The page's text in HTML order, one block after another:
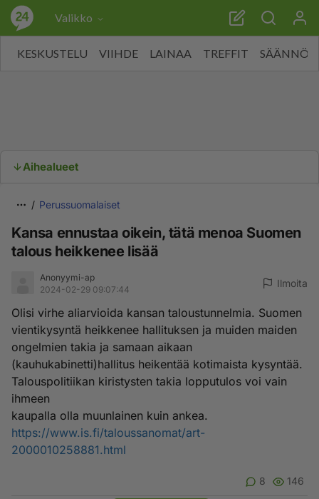
Valikko
KESKUSTELU VIIHDE LAINAA TREFFIT SÄÄNNÖT
Aihealueet
Perussuomalaiset
Kansa ennustaa oikein, tätä menoa Suomen
talous heikkenee lisää
Anonyymi-ap
2024-02-29 09:07:44
Ilmoita
Olisi virhe aliarvioida kansan taloustunnelmia. Suomen
vientikysyntä heikkenee hallituksen ja muiden maiden
ongelmien takia ja samaan aikaan
(kauhukabinetti)hallitus heikentää kotimaista kysyntää.
Talouspolitiikan kiristysten takia lopputulos voi vain
ihmeen
kaupalla olla muunlainen kuin ankea.
https://www.is.fi/taloussanomat/art-
2000010258881.html
8 146